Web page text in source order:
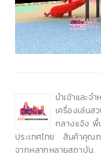
นำเข้าและจ
เครื่องเล่น
กลางแจ้ง พื้
ประเทศไทย สินค้าคุณ
จากหลากหลายสถาบัน.